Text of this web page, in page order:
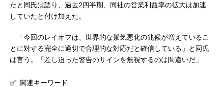
たと同氏は語り、過去2四半期、同社の営業利益率の拡大は加速
していたと付け加えた。
「今回のレイオフは、世界的な景気悪化の兆候が増えているこ
とに対する完全に適切で合理的な対応だと確信している」と同氏
は言う。「差し迫った警告のサインを無視するのは間違いだ」
関連キーワード